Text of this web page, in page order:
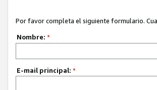
Por favor completa el siguiente formulario.
Nombre: *
E-mail principal: *